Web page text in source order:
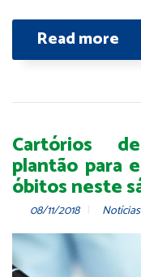
Read more
Cartórios
plantão para
óbitos neste
08/11/2018 Notícias